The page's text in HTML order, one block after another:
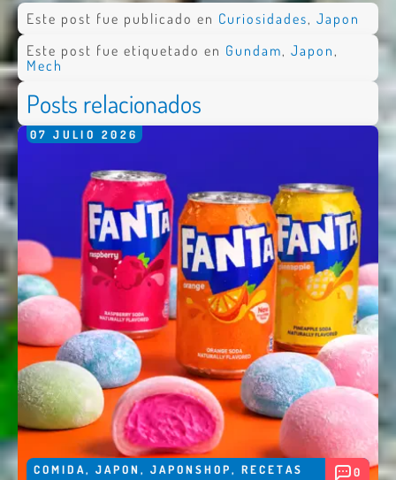
Este post fue publicado en Curiosidades, Japon
Este post fue etiquetado en Gundam, Japon ,
Mech
Posts relacionados
07 JULIO 2026
COMIDA, JAPON , JAPONSHOP, RECETAS 0